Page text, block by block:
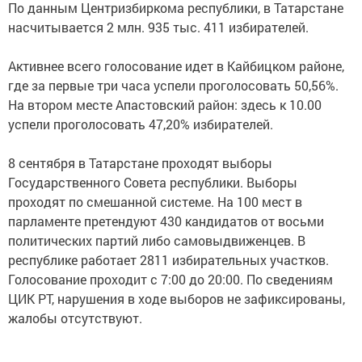
По данным Центризбиркома республики, в Татарстане
насчитывается 2 млн. 935 тыс. 411 избирателей.
Активнее всего голосование идет в Кайбицком районе,
где за первые три часа успели проголосовать 50,56%.
На втором месте Апастовский район: здесь к 10.00
успели проголосовать 47,20% избирателей.
8 сентября в Татарстане проходят выборы
Государственного Совета республики. Выборы
проходят по смешанной системе. На 100 мест в
парламенте претендуют 430 кандидатов от восьми
политических партий либо самовыдвиженцев. В
республике работает 2811 избирательных участков.
Голосование проходит с 7:00 до 20:00. По сведениям
ЦИК РТ, нарушения в ходе выборов не зафиксированы,
жалобы отсутствуют.